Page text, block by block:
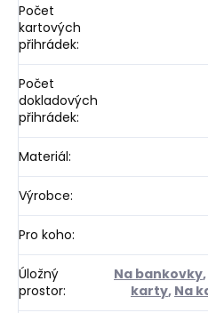
Počet
kartových
přihrádek:
Počet
dokladových
přihrádek:
Materiál:
Výrobce:
Pro koho:
Úložný
prostor:
Na bankovky,
karty, Na